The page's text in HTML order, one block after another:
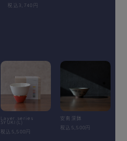
税込3,740円
Layer.series
SYUKI(L)
税込5,500円
安南深鉢
税込5,500円